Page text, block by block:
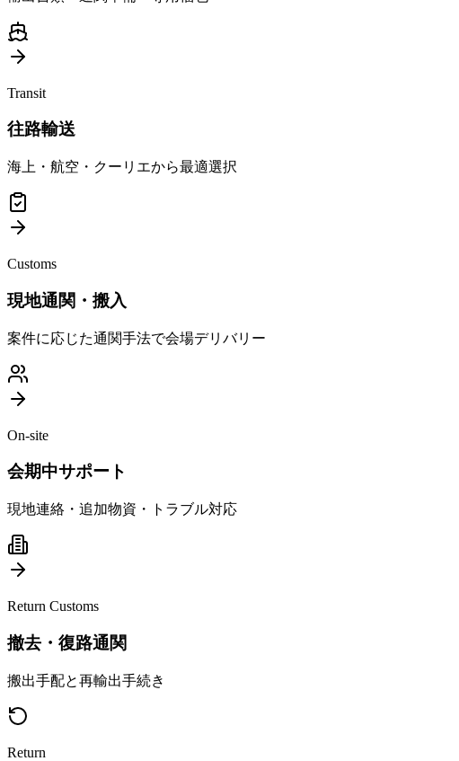
Transit
往路輸送
海上・航空・クーリエから最適選択
Customs
現地通関・搬入
案件に応じた通関手法で会場デリバリー
On-site
会期中サポート
現地連絡・追加物資・トラブル対応
Return Customs
撤去・復路通関
搬出手配と再輸出手続き
Return